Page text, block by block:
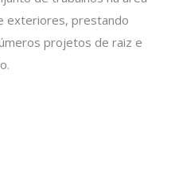
exteriores, prestando
projetos de raiz e